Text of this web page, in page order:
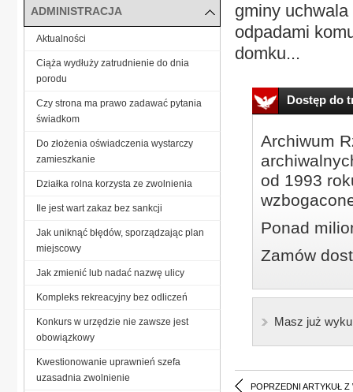
gminy uchwala
odpadami
domku...
Dostęp do
Archiwum
od 1993
Ponad
Zamów
Masz już
POPRZEDNI ARTYKUŁ Z
ADMINISTRACJA
Aktualności
Ciąża wydłuży zatrudnienie do dnia
porodu
Czy strona ma prawo zadawać pytania
świadkom
Do złożenia oświadczenia wystarczy
zamieszkanie
Działka rolna korzysta ze zwolnienia
Ile jest wart zakaz bez sankcji
Jak uniknąć błędów, sporządzając plan
miejscowy
Jak zmienić lub nadać nazwę ulicy
Kompleks rekreacyjny bez odliczeń
Konkurs w urzędzie nie zawsze jest
obowiązkowy
Kwestionowanie uprawnień szefa
uzasadnia zwolnienie